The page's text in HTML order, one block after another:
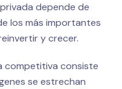
depende de
los más importantes
y crecer.
competitiva consiste
se estrechan